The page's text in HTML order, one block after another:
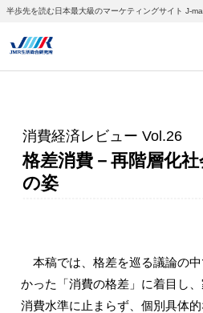
半歩先を読む日本最大級のマーケティングサイト J-
消費経済レビュー Vol.26
格差消費－再階層化
の姿
本稿では、格差を巡る議論の
かった「消費の格差」に着目し
消費水準に止まらず、個別具体